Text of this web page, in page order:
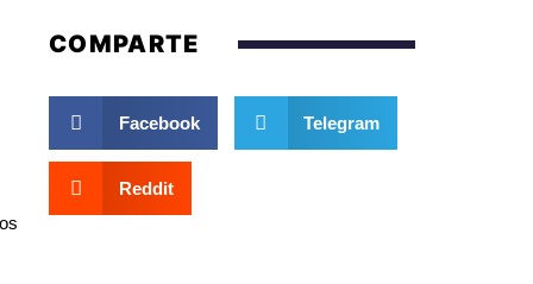
COMPARTE
Facebook Telegram
Reddit